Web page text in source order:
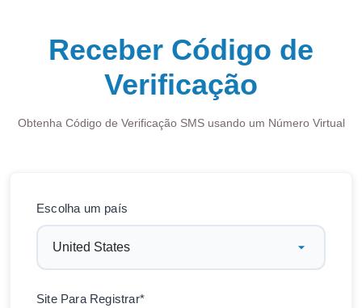
Receber Código de
Verificação
Obtenha Código de Verificação SMS usando um Número Virtual
Escolha um país
Site Para Registrar*